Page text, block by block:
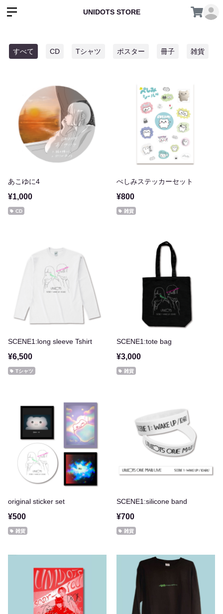
UNIDOTS STORE
すべて CD Tシャツ ポスター 冊子 雑貨
あこゆに4
¥1,000
CD
ぺしみステッカーセット
¥800
雑貨
SCENE1:long sleeve Tshirt
¥6,500
Tシャツ
SCENE1:tote bag
¥3,000
雑貨
original sticker set
¥500
雑貨
SCENE1:silicone band
¥700
雑貨